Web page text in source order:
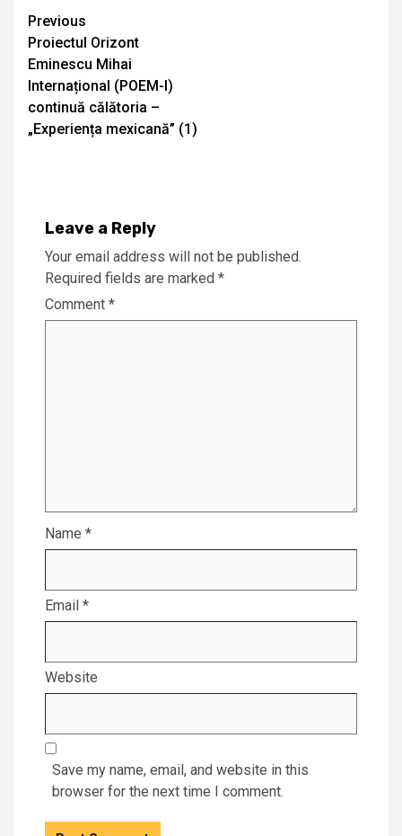
Continue
Reading
Previous
Proiectul Orizont
Eminescu Mihai
Internațional (POEM-I)
continuă călătoria –
„Experiența mexicană” (1)
Leave a Reply
Your email address will not be published.
Required fields are marked *
Comment *
Name *
Email *
Website
Save my name, email, and website in this
browser for the next time I comment.